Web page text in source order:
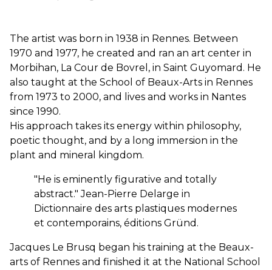
The artist was born in 1938 in Rennes. Between
1970 and 1977, he created and ran an art center in
Morbihan, La Cour de Bovrel, in Saint Guyomard. He
also taught at the School of Beaux-Arts in Rennes
from 1973 to 2000, and lives and works in Nantes
since 1990.
His approach takes its energy within philosophy,
poetic thought, and by a long immersion in the
plant and mineral kingdom.
"He is eminently figurative and totally
abstract." Jean-Pierre Delarge in
Dictionnaire des arts plastiques modernes
et contemporains, éditions Gründ.
Jacques Le Brusq began his training at the Beaux-
arts of Rennes and finished it at the National School